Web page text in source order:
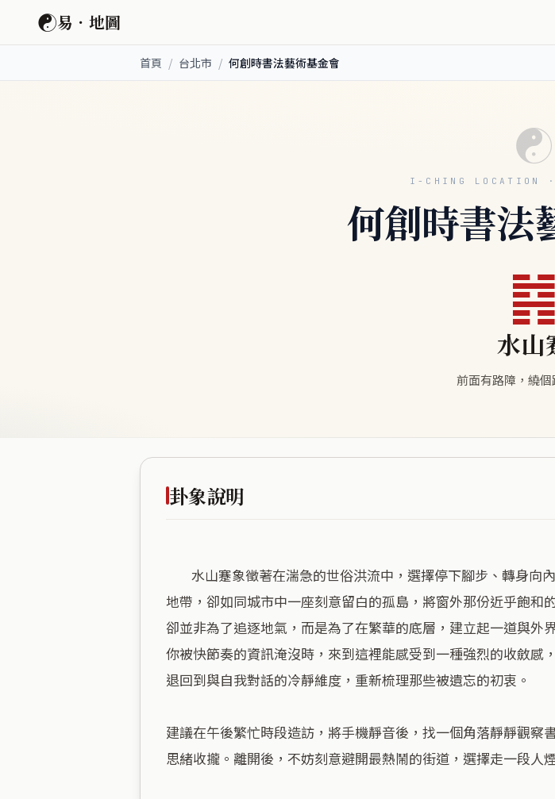
☯易．地圖
首頁 / 台北市 / 何創時書法藝術基金會
☯
I-CHING LOCATION
何創時書法
䷦
水山
前面有路障，繞
卦象說明
地帶，卻如同城市中一座刻意留白的孤島，將窗外那份近乎飽和
卻並非為了追逐地氣，而是為了在繁華的底層，建立起一道與
你被快節奏的資訊淹沒時，來到這裡能感受到一種強烈的收斂感
退回到與自我對話的冷靜維度，重新梳理那些被遺忘的初衷。
建議在午後繁忙時段造訪，將手機靜音後，找一個角落靜靜觀
思緒收攏。離開後，不妨刻意避開最熱鬧的街道，選擇走一段人